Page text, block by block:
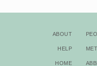
About
Help
Home